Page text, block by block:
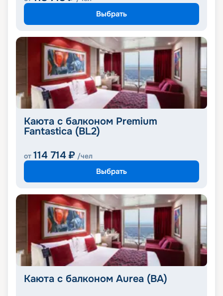
Выбрать
Каюта с балконом Premium
Fantastica (BL2)
от 114 714 ₽ /чел
Выбрать
Каюта с балконом Aurea (BA)